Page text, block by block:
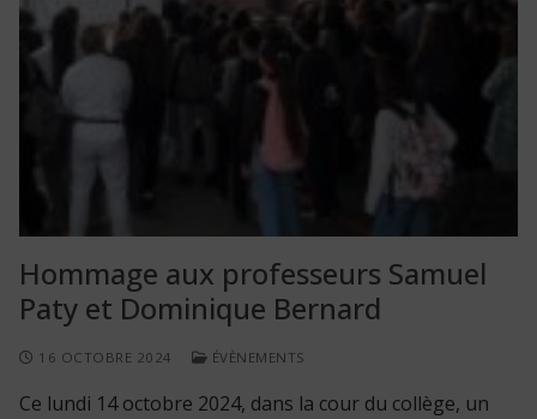
Hommage aux professeurs Samuel
Paty et Dominique Bernard
16 OCTOBRE 2024 ÉVÈNEMENTS
Ce lundi 14 octobre 2024, dans la cour du collège, un